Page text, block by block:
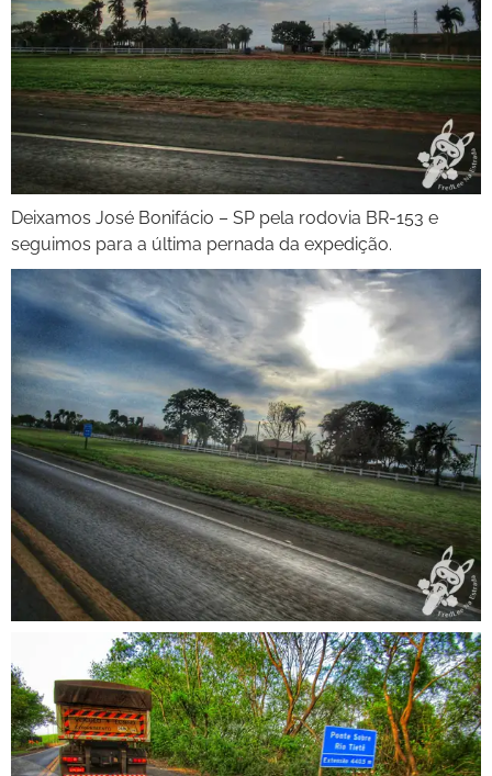
Deixamos José Bonifácio – SP pela rodovia BR-153 e
seguimos para a última pernada da expedição.